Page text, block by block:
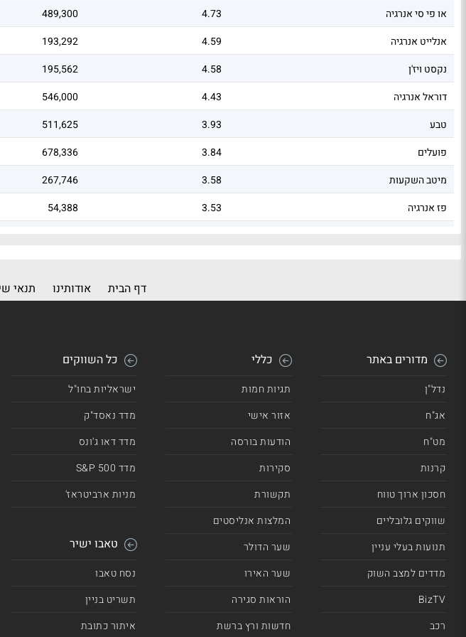
או פי סי אנרגיה
4.73
489,300
אנלייט אנרגיה
4.59
193,292
נקסט ויז'ן
4.58
195,562
דוראל אנרגיה
4.43
546,000
טבע
3.93
511,625
פועלים
3.84
678,336
מיטב השקעות
3.58
267,746
פז אנרגיה
3.53
54,388
דף הבית אודותינו תנאי
מדורים באתר
נדל"ן
אג"ח
מט"ח
קרנות
חסכון ארוך טווח
שווקים גלובליים
תנועות בעלי עניין
מדדים למצב השוק
BizTV
רכב
כללי
תגיות חמות
אזור אישי
הודעות בורסה
סקירות
תקשורת
המלצות אנליסטים
שער הדולר
שער האירו
הוראות סגירה
חדשות ורץ ברשת
כל השווקים
ישראליות בחו"ל
מדד נאסד"ק
מדד דאו ג'ונס
מדד 500 S&P
מניות ארביטראז'
טאבו ישיר
נסח טאבו
תשריט בניין
איתור כתובת